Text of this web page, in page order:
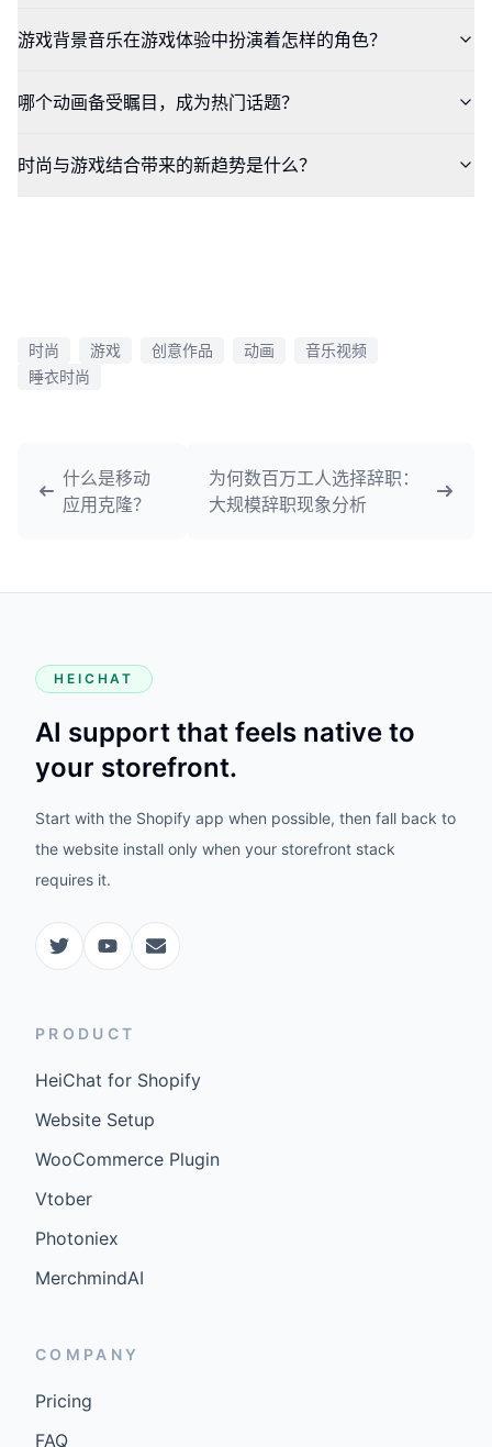
游戏背景音乐在游戏体验中扮演着怎样的角色？
哪个动画备受瞩目，成为热门话题？
时尚与游戏结合带来的新趋势是什么？
时尚 游戏 创意作品 动画
音乐视频
睡衣时尚
什么是移动
应用克隆？
为何数百万工人选择辞职：
大规模辞职现象分析
HEICHAT
AI support that feels native to
your storefront.
Start with the Shopify app when possible, then fall back to
the website install only when your storefront stack
requires it.
PRODUCT
HeiChat for Shopify
Website Setup
WooCommerce Plugin
Vtober
Photoniex
MerchmindAI
COMPANY
Pricing
FAQ